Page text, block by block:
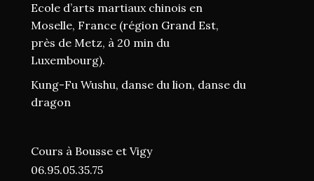
Ecole d’arts martiaux chinois en
Moselle, France (région Grand Est,
près de Metz, à 20 min du
Luxembourg).
Kung-Fu Wushu, danse du lion, danse du
dragon
Cours à Bousse et Vigy
06.95.05.35.75